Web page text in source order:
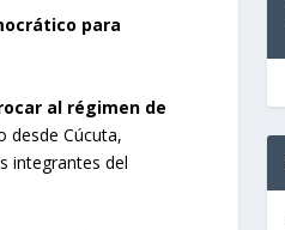
para
al régimen de
desde Cúcuta,
integrantes del